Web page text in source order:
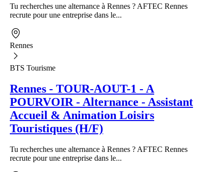
Tu recherches une alternance à Rennes ? AFTEC Rennes
recrute pour une entreprise dans le...
Rennes
BTS Tourisme
Rennes - TOUR-AOUT-1 - A
POURVOIR - Alternance - Assistant
Accueil & Animation Loisirs
Touristiques (H/F)
Tu recherches une alternance à Rennes ? AFTEC Rennes
recrute pour une entreprise dans le...